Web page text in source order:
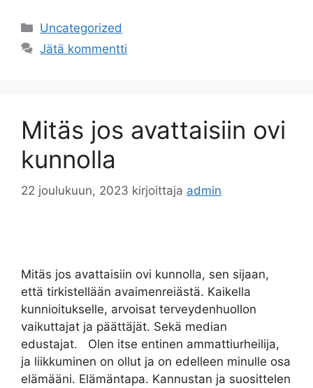
Uncategorized
Jätä kommentti
Mitäs jos avattaisiin ovi
kunnolla
22 joulukuun, 2023 kirjoittaja admin
Mitäs jos avattaisiin ovi kunnolla, sen sijaan,
että tirkistellään avaimenreiästä. Kaikella
kunnioitukselle, arvoisat terveydenhuollon
vaikuttajat ja päättäjät. Sekä median
edustajat. Olen itse entinen ammattiurheilija,
ja liikkuminen on ollut ja on edelleen minulle osa
elämääni. Elämäntapa. Kannustan ja suosittelen